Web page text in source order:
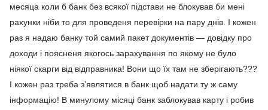
месяца коли б банк без всякої підстави не блокував би мені
рахунки ніби то для проведеня перевірки на пару днів. І кожен
раз я надаю банку той самий пакет документів — довідку про
доходи і поясненя якогось зарахування по якому не було
ніякої скарги від відправника! Вони що їх там не зберігають???
І кожен раз треба з’являтися в банк щоб надати ту ж саму
інформацію! В минулому місяці банк заблокував карту і робив